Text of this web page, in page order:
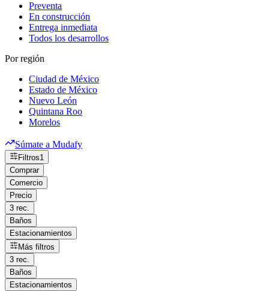
Preventa
En construcción
Entrega inmediata
Todos los desarrollos
Por región
Ciudad de México
Estado de México
Nuevo León
Quintana Roo
Morelos
Súmate a Mudafy
Filtros1
Comprar
Comercio
Precio
3 rec.
Baños
Estacionamientos
Más filtros
3 rec.
Baños
Estacionamientos